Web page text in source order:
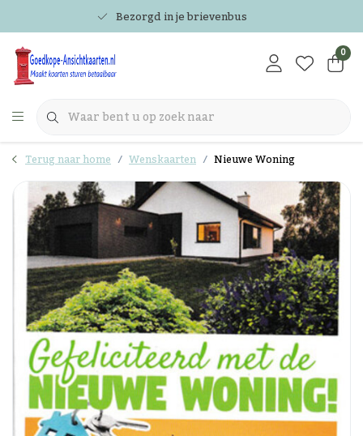
Bezorgd in je brievenbus
0
Terug naar home Wenskaarten Nieuwe Woning